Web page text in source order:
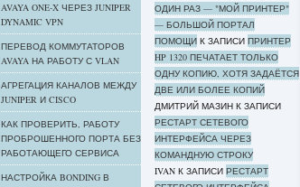
ОДИН РАЗ — "МОЙ ПРИНТЕР"
— БОЛЬШОЙ ПОРТАЛ
ПОМОЩИ К ЗАПИСИ ПРИНТЕР
HP 1320 ПЕЧАТАЕТ ТОЛЬКО
ОДНУ КОПИЮ, ХОТЯ ЗАДАЁТСЯ
ДВЕ ИЛИ БОЛЕЕ КОПИЙ
ДМИТРИЙ МАЗИН К ЗАПИСИ
РЕСТАРТ СЕТЕВОГО
ИНТЕРФЕЙСА ЧЕРЕЗ
КОМАНДНУЮ СТРОКУ
IVAN К ЗАПИСИ РЕСТАРТ
AVAYA ONE-X ЧЕРЕЗ JUNIPER
DYNAMIC VPN
ПЕРЕВОД КОММУТАТОРОВ
AVAYA НА РАБОТУ С VLAN
АГРЕГАЦИЯ КАНАЛОВ МЕЖДУ
JUNIPER И CISCO
КАК ПРОВЕРИТЬ, РАБОТУ
ПРОБРОШЕННОГО ПОРТА БЕЗ
РАБОТАЮЩЕГО СЕРВИСА
НАСТРОЙКА BONDING В